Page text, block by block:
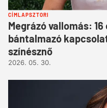
CÍMLAPSZTORI
Megrázó vallomás:
bántalmazó
színésznő
2026. 05. 30.